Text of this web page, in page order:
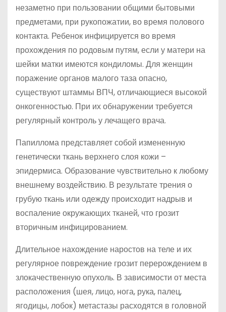
незаметно при пользовании общими бытовыми
предметами, при рукопожатии, во время полового
контакта. Ребенок инфицируется во время
прохождения по родовым путям, если у матери на
шейки матки имеются кондиломы. Для женщин
поражение органов малого таза опасно,
существуют штаммы ВПЧ, отличающиеся высокой
онкогенностью. При их обнаружении требуется
регулярный контроль у лечащего врача.
Папиллома представляет собой измененную
генетически ткань верхнего слоя кожи –
эпидермиса. Образование чувствительно к любому
внешнему воздействию. В результате трения о
грубую ткань или одежду происходит надрыв и
воспаление окружающих тканей, что грозит
вторичным инфицированием.
Длительное нахождение наростов на теле и их
регулярное повреждение грозит перерождением в
злокачественную опухоль. В зависимости от места
расположения (шея, лицо, нога, рука, палец,
ягодицы, лобок) метастазы расходятся в головной